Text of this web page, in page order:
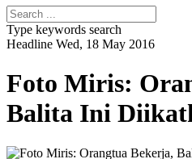
Type keywords search
Headline Wed, 18 May 2016
Foto Miris:
Balita Ini